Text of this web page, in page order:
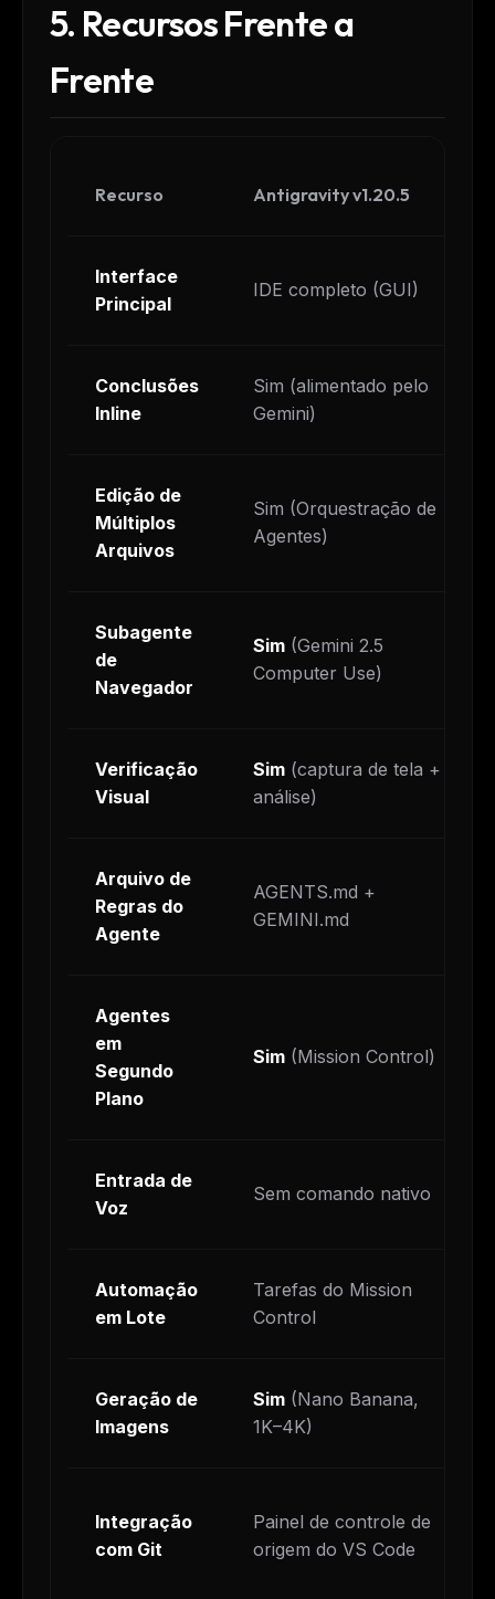
5. Recursos Frente a
Frente
Recurso Antigravity v1.20.5
Interface
Principal
IDE completo (GUI)
Conclusões
Inline
Sim (alimentado pelo
Gemini)
Edição de
Múltiplos
Arquivos
Sim (Orquestração de
Agentes)
Subagente
de
Navegador
Sim (Gemini 2.5
Computer Use)
Verificação
Visual
Sim (captura de tela +
análise)
Arquivo de
Regras do
Agente
AGENTS.md +
GEMINI.md
Agentes
em
Segundo
Plano
Sim (Mission Control)
Entrada de
Voz
Sem comando nativo
Automação
em Lote
Tarefas do Mission
Control
Geração de
Imagens
Sim (Nano Banana,
1K–4K)
Integração
com Git
Painel de controle de
origem do VS Code